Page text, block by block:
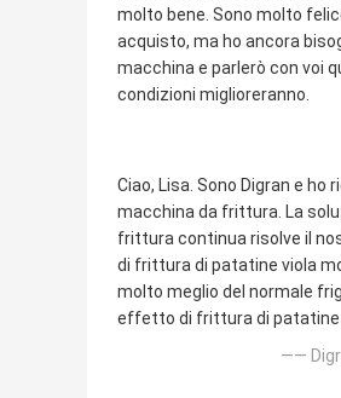
molto bene. Sono molto
acquisto, ma ho ancora
macchina e parlerò con voi
condizioni miglioreranno.
Ciao, Lisa. Sono Digran e ho
macchina da frittura. La
frittura continua risolve il
di frittura di patatine viola
molto meglio del normale
effetto di frittura di patatine
——